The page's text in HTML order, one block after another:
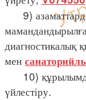
9)
диагностикалық
мен
10)
үйлестіру.